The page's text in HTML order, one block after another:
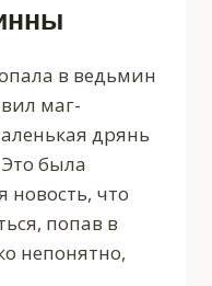
в ведьмин
маг-
дрянь
была
новость, что
попав в
непонятно,